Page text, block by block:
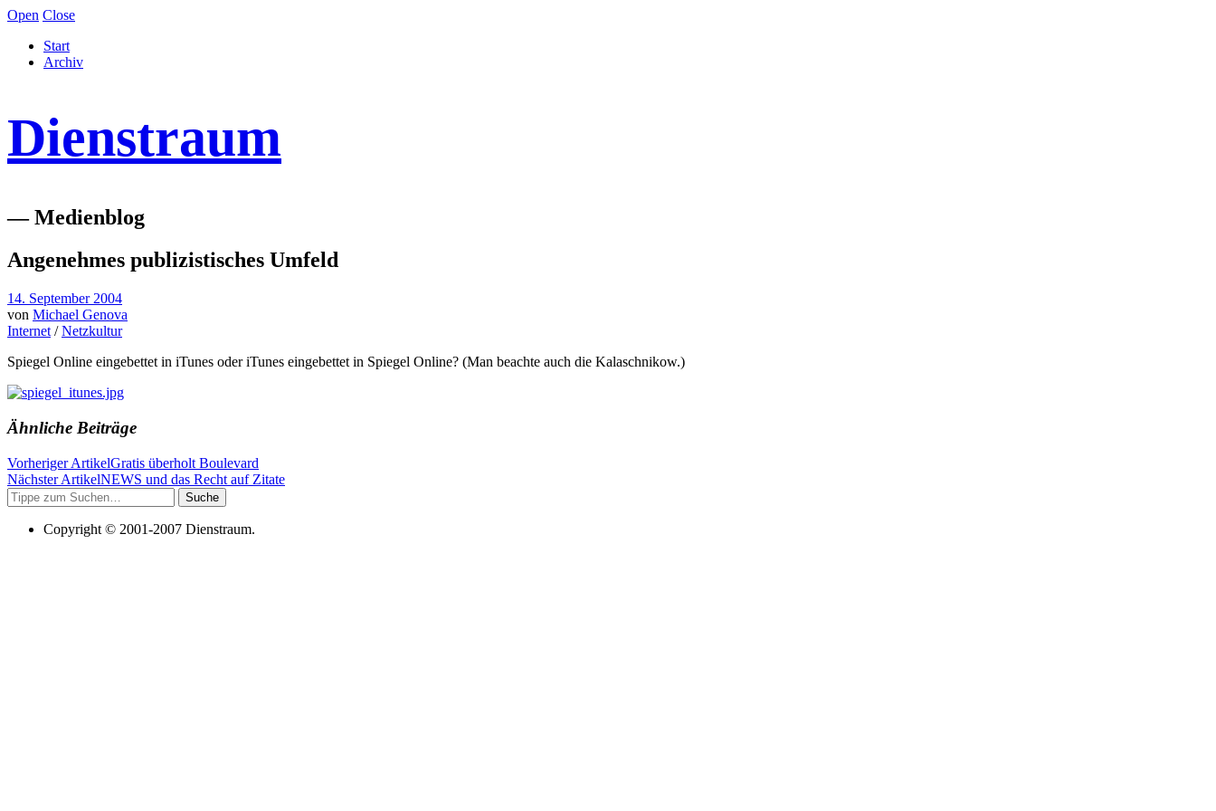
Open Close
Start
Archiv
Dienstraum
— Medienblog
Angenehmes publizistisches Umfeld
14. September 2004
von Michael Genova
Internet /Netzkultur
Spiegel Online eingebettet in iTunes oder iTunes eingebettet in Spiegel Online? (Man beachte auch die Kalaschnikow.)
Ähnliche Beiträge
Vorheriger ArtikelGratis überholt Boulevard
Nächster ArtikelNEWS und das Recht auf Zitate
Suche
Copyright © 2001-2007 Dienstraum.